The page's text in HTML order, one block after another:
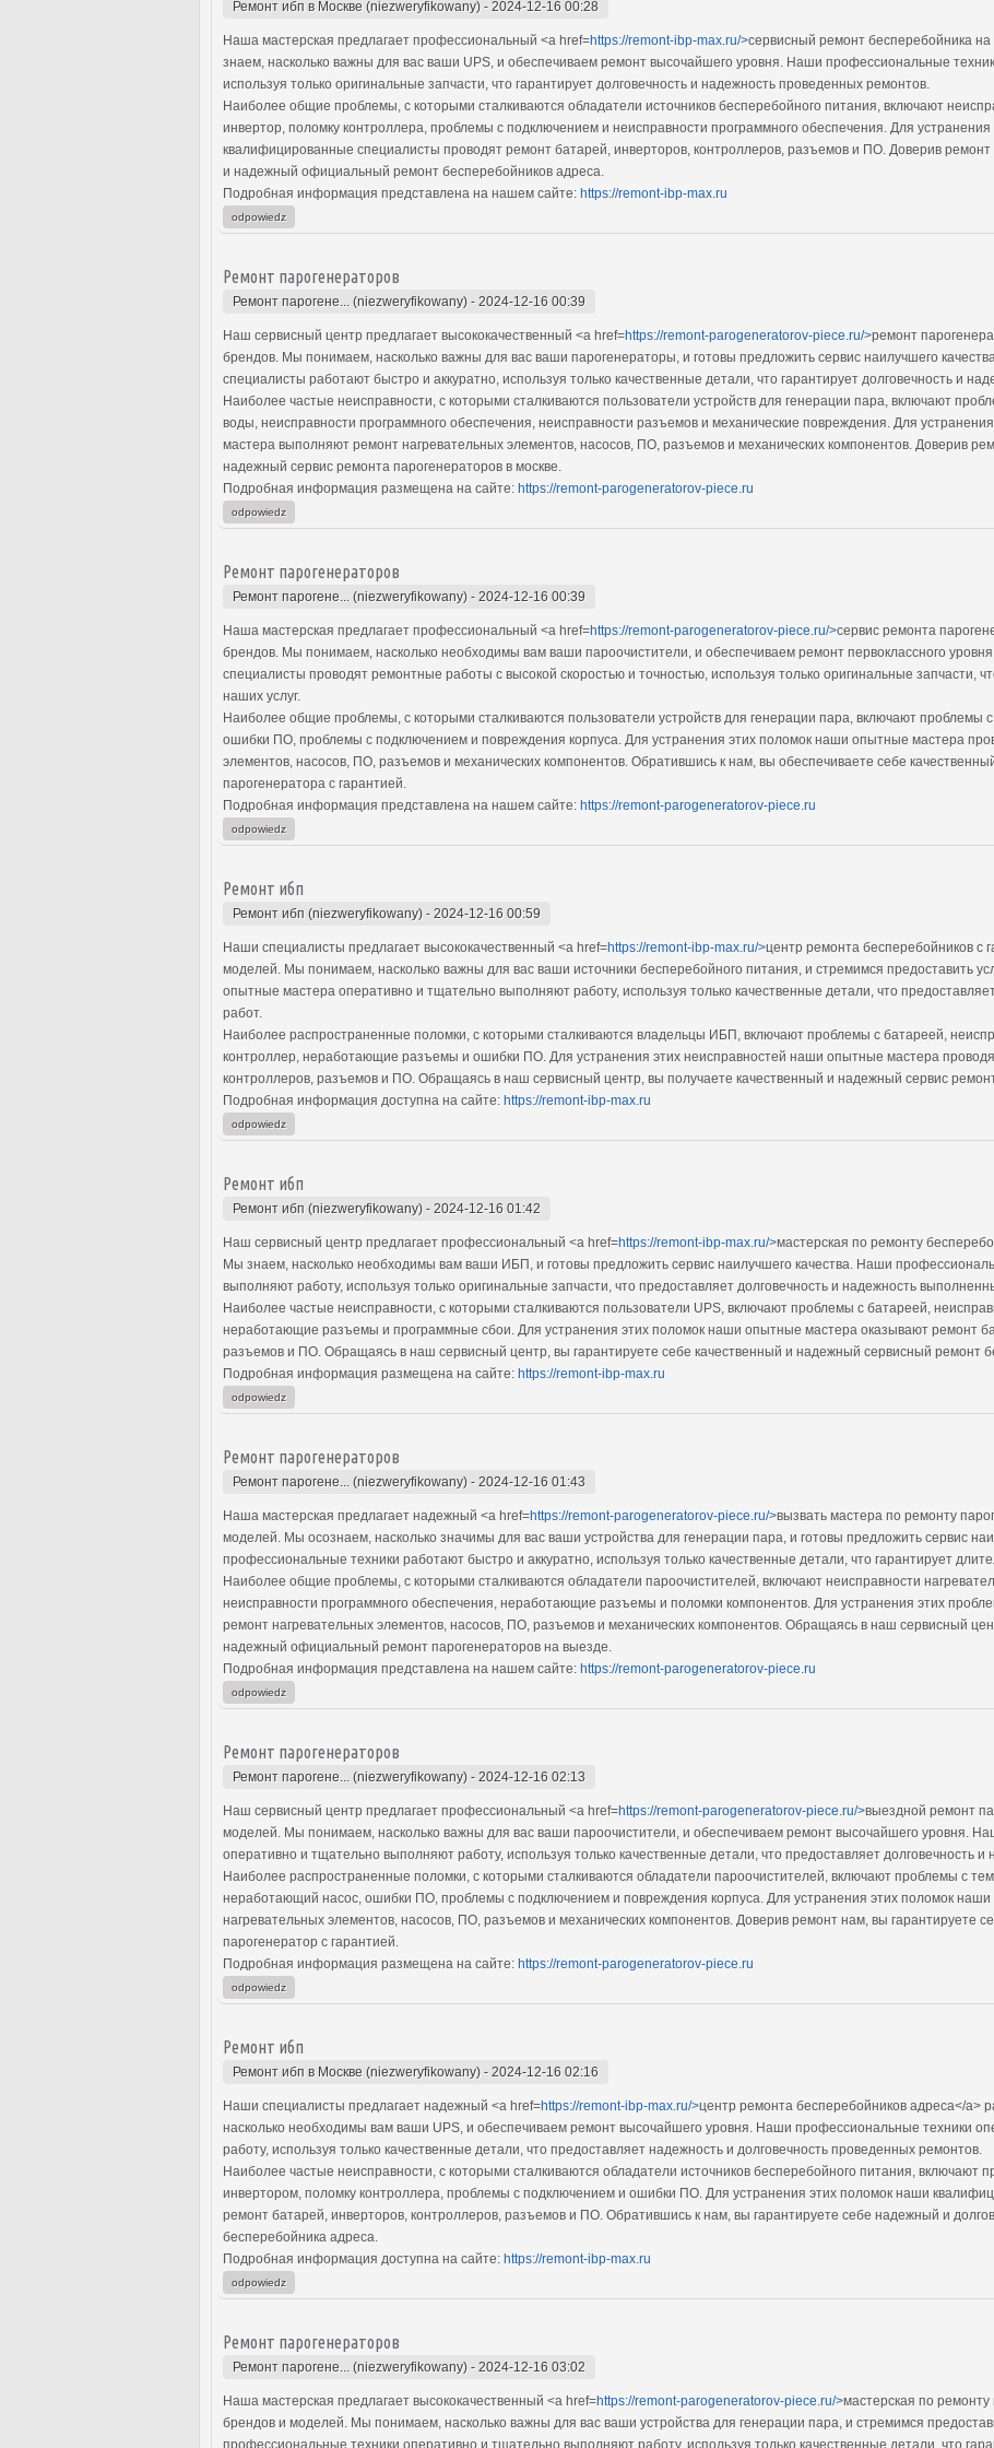
Ремонт ибп в Москве (niezweryfikowany) - 2024-12-16 00:28
Наша мастерская предлагает профессиональный <a href=https://remont-ibp-max.ru/>сервисный ремонт бесперебойника
знаем, насколько важны для вас ваши UPS, и обеспечиваем ремонт высочайшего уровня. Наши профессиональные
используя только оригинальные запчасти, что гарантирует долговечность и надежность проведенных ремонтов.
Наиболее общие проблемы, с которыми сталкиваются обладатели источников бесперебойного питания, включают
инвертор, поломку контроллера, проблемы с подключением и неисправности программного обеспечения. Для
квалифицированные специалисты проводят ремонт батарей, инверторов, контроллеров, разъемов и ПО. Доверив ремонт
и надежный официальный ремонт бесперебойников адреса.
Подробная информация представлена на нашем сайте: https://remont-ibp-max.ru
odpowiedz
Ремонт парогенераторов
Ремонт парогене... (niezweryfikowany) - 2024-12-16 00:39
Наш сервисный центр предлагает высококачественный <a href=https://remont-parogeneratorov-piece.ru/>ремонт
брендов. Мы понимаем, насколько важны для вас ваши парогенераторы, и готовы предложить сервис наилучшего
специалисты работают быстро и аккуратно, используя только качественные детали, что гарантирует долговечность и
Наиболее частые неисправности, с которыми сталкиваются пользователи устройств для генерации пара, включают
воды, неисправности программного обеспечения, неисправности разъемов и механические повреждения. Для
мастера выполняют ремонт нагревательных элементов, насосов, ПО, разъемов и механических компонентов. Доверив
надежный сервис ремонта парогенераторов в москве.
Подробная информация размещена на сайте: https://remont-parogeneratorov-piece.ru
odpowiedz
Ремонт парогенераторов
Ремонт парогене... (niezweryfikowany) - 2024-12-16 00:39
Наша мастерская предлагает профессиональный <a href=https://remont-parogeneratorov-piece.ru/>сервис ремонта
брендов. Мы понимаем, насколько необходимы вам ваши пароочистители, и обеспечиваем ремонт первоклассного
специалисты проводят ремонтные работы с высокой скоростью и точностью, используя только оригинальные запчасти,
наших услуг.
Наиболее общие проблемы, с которыми сталкиваются пользователи устройств для генерации пара, включают проблемы с
ошибки ПО, проблемы с подключением и повреждения корпуса. Для устранения этих поломок наши опытные мастера
элементов, насосов, ПО, разъемов и механических компонентов. Обратившись к нам, вы обеспечиваете себе
парогенератора с гарантией.
Подробная информация представлена на нашем сайте: https://remont-parogeneratorov-piece.ru
odpowiedz
Ремонт ибп
Ремонт ибп (niezweryfikowany) - 2024-12-16 00:59
Наши специалисты предлагает высококачественный <a href=https://remont-ibp-max.ru/>центр ремонта бесперебойников с
моделей. Мы понимаем, насколько важны для вас ваши источники бесперебойного питания, и стремимся предоставить
опытные мастера оперативно и тщательно выполняют работу, используя только качественные детали, что
работ.
Наиболее распространенные поломки, с которыми сталкиваются владельцы ИБП, включают проблемы с батареей,
контроллер, неработающие разъемы и ошибки ПО. Для устранения этих неисправностей наши опытные мастера
контроллеров, разъемов и ПО. Обращаясь в наш сервисный центр, вы получаете качественный и надежный сервис
Подробная информация доступна на сайте: https://remont-ibp-max.ru
odpowiedz
Ремонт ибп
Ремонт ибп (niezweryfikowany) - 2024-12-16 01:42
Наш сервисный центр предлагает профессиональный <a href=https://remont-ibp-max.ru/>мастерская по ремонту
Мы знаем, насколько необходимы вам ваши ИБП, и готовы предложить сервис наилучшего качества. Наши
выполняют работу, используя только оригинальные запчасти, что предоставляет долговечность и надежность
Наиболее частые неисправности, с которыми сталкиваются пользователи UPS, включают проблемы с батареей,
неработающие разъемы и программные сбои. Для устранения этих поломок наши опытные мастера оказывают ремонт
разъемов и ПО. Обращаясь в наш сервисный центр, вы гарантируете себе качественный и надежный сервисный ремонт
Подробная информация размещена на сайте: https://remont-ibp-max.ru
odpowiedz
Ремонт парогенераторов
Ремонт парогене... (niezweryfikowany) - 2024-12-16 01:43
Наша мастерская предлагает надежный <a href=https://remont-parogeneratorov-piece.ru/>вызвать мастера по ремонту
моделей. Мы осознаем, насколько значимы для вас ваши устройства для генерации пара, и готовы предложить сервис
профессиональные техники работают быстро и аккуратно, используя только качественные детали, что гарантирует
Наиболее общие проблемы, с которыми сталкиваются обладатели пароочистителей, включают неисправности
неисправности программного обеспечения, неработающие разъемы и поломки компонентов. Для устранения этих
ремонт нагревательных элементов, насосов, ПО, разъемов и механических компонентов. Обращаясь в наш сервисный
надежный официальный ремонт парогенераторов на выезде.
Подробная информация представлена на нашем сайте: https://remont-parogeneratorov-piece.ru
odpowiedz
Ремонт парогенераторов
Ремонт парогене... (niezweryfikowany) - 2024-12-16 02:13
Наш сервисный центр предлагает профессиональный <a href=https://remont-parogeneratorov-piece.ru/>выездной ремонт
моделей. Мы понимаем, насколько важны для вас ваши пароочистители, и обеспечиваем ремонт высочайшего уровня.
оперативно и тщательно выполняют работу, используя только качественные детали, что предоставляет долговечность
Наиболее распространенные поломки, с которыми сталкиваются обладатели пароочистителей, включают проблемы с
неработающий насос, ошибки ПО, проблемы с подключением и повреждения корпуса. Для устранения этих поломок
нагревательных элементов, насосов, ПО, разъемов и механических компонентов. Доверив ремонт нам, вы гарантируете
парогенератор с гарантией.
Подробная информация размещена на сайте: https://remont-parogeneratorov-piece.ru
odpowiedz
Ремонт ибп
Ремонт ибп в Москве (niezweryfikowany) - 2024-12-16 02:16
Наши специалисты предлагает надежный <a href=https://remont-ibp-max.ru/>центр ремонта бесперебойников адреса</a>
насколько необходимы вам ваши UPS, и обеспечиваем ремонт высочайшего уровня. Наши профессиональные техники
работу, используя только качественные детали, что предоставляет надежность и долговечность проведенных ремонтов.
Наиболее частые неисправности, с которыми сталкиваются обладатели источников бесперебойного питания, включают
инвертором, поломку контроллера, проблемы с подключением и ошибки ПО. Для устранения этих поломок наши
ремонт батарей, инверторов, контроллеров, разъемов и ПО. Обратившись к нам, вы гарантируете себе надежный и
бесперебойника адреса.
Подробная информация доступна на сайте: https://remont-ibp-max.ru
odpowiedz
Ремонт парогенераторов
Ремонт парогене... (niezweryfikowany) - 2024-12-16 03:02
Наша мастерская предлагает высококачественный <a href=https://remont-parogeneratorov-piece.ru/>мастерская по
брендов и моделей. Мы понимаем, насколько важны для вас ваши устройства для генерации пара, и стремимся
профессиональные техники оперативно и тщательно выполняют работу, используя только качественные детали, что